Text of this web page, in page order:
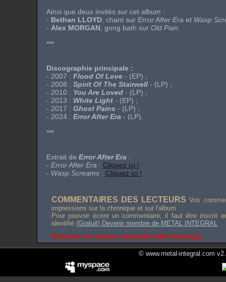
Ainsi que deux invités sur cet album :
- Bethan LLOYD , chant sur Error After Era et Wasp
- Alex MORGAN , gong bath sur Old Pain
***
Discographie principale :
- 2007 : Flood Of Love - (EP) ;
- 2008 : Spirit Of The Stairwell - (LP) ;
- 2010 : You Are Loved - (LP) ;
- 2013 : White Light - (EP) ;
- 2017 : Ghost Pains - (LP) ;
- 2024 : Error After Era - (LP).
***
Extrait de Error After Era :
- Error After Era : Cliquez ici !
- Wasp Screams : Cliquez ici !
COMMENTAIRES DES LECTEURS Vos
impressions sur la chronique et sur l'album
Pour pouvoir écrire un commentaire, il faut être inscrit
identifié (Gratuit) Devenir membre de METAL INTEGRAL
Personne n'a encore commenté cette chronique.
© www.metal-integral.com